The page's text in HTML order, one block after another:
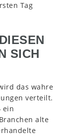
Tag
SICH
das wahre
verteilt.
ein
alte